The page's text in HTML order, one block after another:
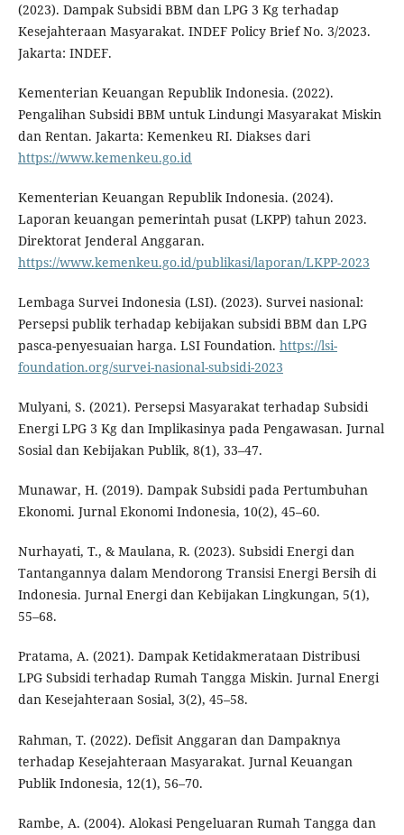
(2023). Dampak Subsidi BBM dan LPG 3 Kg terhadap
Kesejahteraan Masyarakat. INDEF Policy Brief No. 3/2023.
Jakarta: INDEF.
Kementerian Keuangan Republik Indonesia. (2022).
Pengalihan Subsidi BBM untuk Lindungi Masyarakat Miskin
dan Rentan. Jakarta: Kemenkeu RI. Diakses dari
https://www.kemenkeu.go.id
Kementerian Keuangan Republik Indonesia. (2024).
Laporan keuangan pemerintah pusat (LKPP) tahun 2023.
Direktorat Jenderal Anggaran.
https://www.kemenkeu.go.id/publikasi/laporan/LKPP-2023
Lembaga Survei Indonesia (LSI). (2023). Survei nasional:
Persepsi publik terhadap kebijakan subsidi BBM dan LPG
pasca-penyesuaian harga. LSI Foundation. https://lsi-
foundation.org/survei-nasional-subsidi-2023
Mulyani, S. (2021). Persepsi Masyarakat terhadap Subsidi
Energi LPG 3 Kg dan Implikasinya pada Pengawasan. Jurnal
Sosial dan Kebijakan Publik, 8(1), 33–47.
Munawar, H. (2019). Dampak Subsidi pada Pertumbuhan
Ekonomi. Jurnal Ekonomi Indonesia, 10(2), 45–60.
Nurhayati, T., & Maulana, R. (2023). Subsidi Energi dan
Tantangannya dalam Mendorong Transisi Energi Bersih di
Indonesia. Jurnal Energi dan Kebijakan Lingkungan, 5(1),
55–68.
Pratama, A. (2021). Dampak Ketidakmerataan Distribusi
LPG Subsidi terhadap Rumah Tangga Miskin. Jurnal Energi
dan Kesejahteraan Sosial, 3(2), 45–58.
Rahman, T. (2022). Defisit Anggaran dan Dampaknya
terhadap Kesejahteraan Masyarakat. Jurnal Keuangan
Publik Indonesia, 12(1), 56–70.
Rambe, A. (2004). Alokasi Pengeluaran Rumah Tangga dan